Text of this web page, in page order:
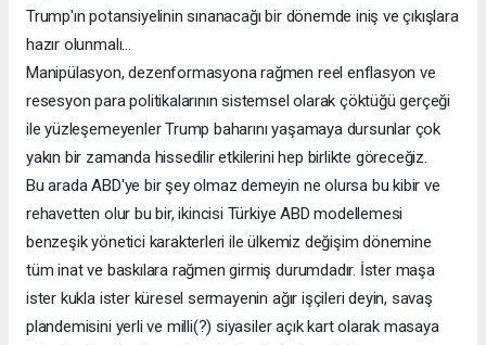
Trump'ın potansiyelinin sınanacağı bir dönemde iniş ve çıkışlara
hazır olunmalı...
Manipülasyon, dezenformasyona rağmen reel enflasyon ve
resesyon para politikalarının sistemsel olarak çöktüğü gerçeği
ile yüzleşemeyenler Trump baharını yaşamaya dursunlar çok
yakın bir zamanda hissedilir etkilerini hep birlikte göreceğiz.
Bu arada ABD'ye bir şey olmaz demeyin ne olursa bu kibir ve
rehavetten olur bu bir, ikincisi Türkiye ABD modellemesi
benzeşik yönetici karakterleri ile ülkemiz değişim dönemine
tüm inat ve baskılara rağmen girmiş durumdadır. İster maşa
ister kukla ister küresel sermayenin ağır işçileri deyin, savaş
plandemisini yerli ve milli(?) siyasiler açık kart olarak masaya